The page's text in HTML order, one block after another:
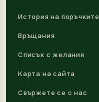
История на поръчките
Връщания
Списък с желания
Карта на сайта
Свържете се с нас